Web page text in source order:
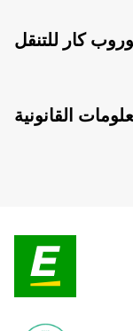
كار للتنقل
القانونية